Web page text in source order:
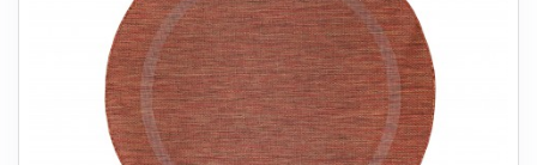
HAVEMØBLER